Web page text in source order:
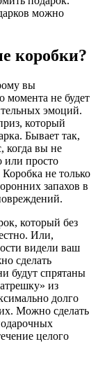
можно
коробки?
вы
момента не будет
эмоций.
который
Бывает так,
когда вы не
или просто
не только
запахов в
который без
Или,
видели ваш
сделать
будут спрятаны
из
долго
Можно сделать
целого